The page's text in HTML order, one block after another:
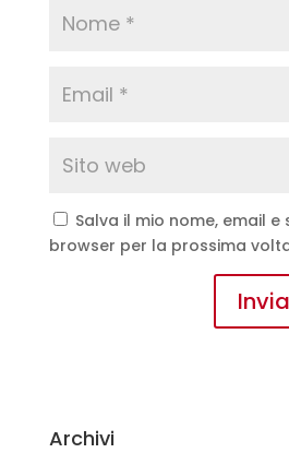
Salva il mio nome, email
browser per la prossima
r
Archivi